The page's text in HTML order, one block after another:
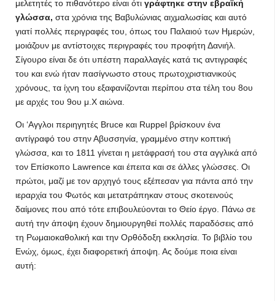
μελετητές το πιθανότερο είναι ότι γράφτηκε στην εβραϊκή
γλώσσα, στα χρόνια της Βαβυλώνιας αιχμαλωσίας και αυτό
γιατί πολλές περιγραφές του, όπως του Παλαιού των Ημερών,
μοιάζουν με αντίστοιχες περιγραφές του προφήτη Δανιήλ.
Σίγουρο είναι δε ότι υπέστη παραλλαγές κατά τις αντιγραφές
του και ενώ ήταν πασίγνωστο στους πρωτοχριστιανικούς
χρόνους, τα ίχνη του εξαφανίζονται περίπου στα τέλη του 8ου
με αρχές του 9ου μ.Χ αιώνα.
Οι ‘Aγγλοι περιηγητές Bruce και Ruppel βρίσκουν ένα
αντίγραφό του στην Αβυσσηνία, γραμμένο στην κοπτική
γλώσσα, και το 1811 γίνεται η μετάφρασή του στα αγγλικά από
τον Επίσκοπο Lawrence και έπειτα και σε άλλες γλώσσες. Οι
πρώτοι, μαζί με τον αρχηγό τους εξέπεσαν για πάντα από την
ιεραρχία του Φωτός και μετατράπηκαν στους σκοτεινούς
δαίμονες που από τότε επιβουλεύονται το Θείο έργο. Πάνω σε
αυτή την άποψη έχουν δημιουργηθεί πολλές παραδόσεις από
τη Ρωμαιοκαθολική και την Ορθόδοξη εκκλησία. Το βιβλίο του
Ενώχ, όμως, έχει διαφορετική άποψη. Ας δούμε ποια είναι
αυτή: